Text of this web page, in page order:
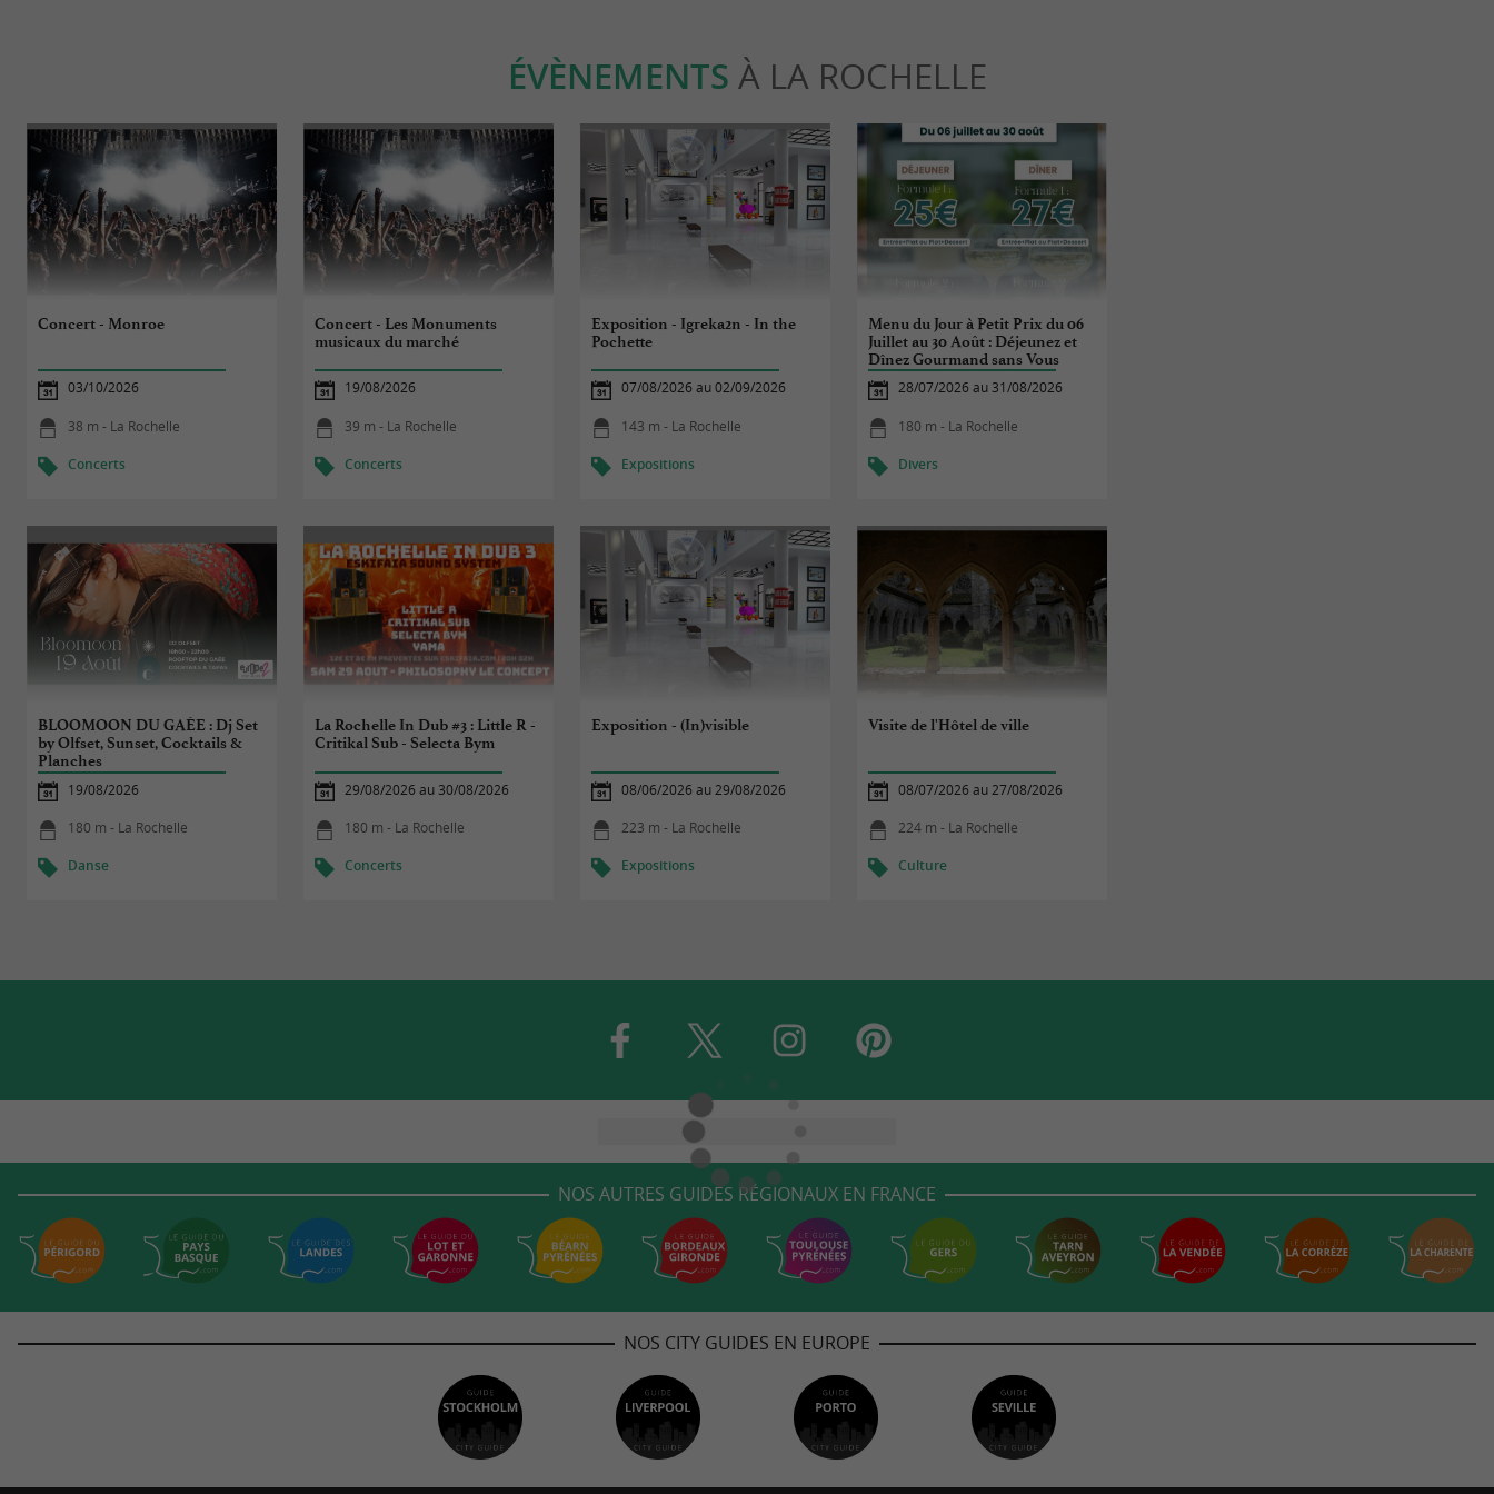
ÉVÈNEMENTS À LA ROCHELLE
Concert - Monroe
03/10/2026
38 m - La Rochelle
Concerts
Concert - Les Monuments
musicaux du marché
19/08/2026
39 m - La Rochelle
Concerts
Exposition - Igreka2n - In the
Pochette
07/08/2026 au 02/09/2026
143 m - La Rochelle
Expositions
Menu du Jour à Petit Prix du 06
Juillet au 30 Août : Déjeunez et
Dînez Gourmand sans Vous
Ruiner à La Rochelle
28/07/2026 au 31/08/2026
180 m - La Rochelle
Divers
BLOOMOON DU GAÉE : Dj Set
by Olfset, Sunset, Cocktails &
Planches
19/08/2026
180 m - La Rochelle
Danse
La Rochelle In Dub #3 : Little R -
Critikal Sub - Selecta Bym
29/08/2026 au 30/08/2026
180 m - La Rochelle
Concerts
Exposition - (In)visible
08/06/2026 au 29/08/2026
223 m - La Rochelle
Expositions
Visite de l'Hôtel de ville
08/07/2026 au 27/08/2026
224 m - La Rochelle
Culture
NOS AUTRES GUIDES RÉGIONAUX EN FRANCE
NOS CITY GUIDES EN EUROPE